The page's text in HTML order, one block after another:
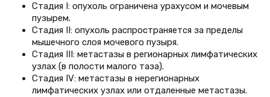
Cтадия I: опухоль ограничена урахусом и мочевым
пузырем.
Стадия II: опухоль распространяется за пределы
мышечного слоя мочевого пузыря.
Стадия III: метастазы в регионарных лимфатических
узлах (в полости малого таза).
Cтадия IV: метастазы в нерегионарных
лимфатических узлах или отдаленные метастазы.